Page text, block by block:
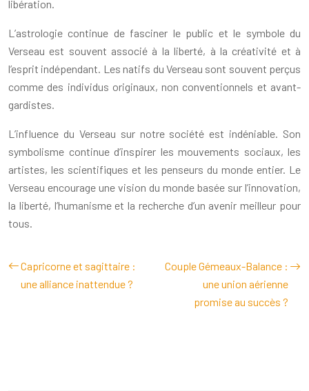
libération.
L’astrologie continue de fasciner le public et le symbole du
Verseau est souvent associé à la liberté, à la créativité et à
l’esprit indépendant. Les natifs du Verseau sont souvent perçus
comme des individus originaux, non conventionnels et avant-
gardistes.
L’influence du Verseau sur notre société est indéniable. Son
symbolisme continue d’inspirer les mouvements sociaux, les
artistes, les scientifiques et les penseurs du monde entier. Le
Verseau encourage une vision du monde basée sur l’innovation,
la liberté, l’humanisme et la recherche d’un avenir meilleur pour
tous.
Capricorne et sagittaire :
une alliance inattendue ?
Couple Gémeaux-Balance :
une union aérienne
promise au succès ?